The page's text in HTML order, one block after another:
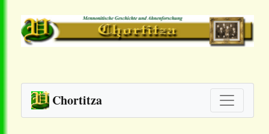
Chortitza